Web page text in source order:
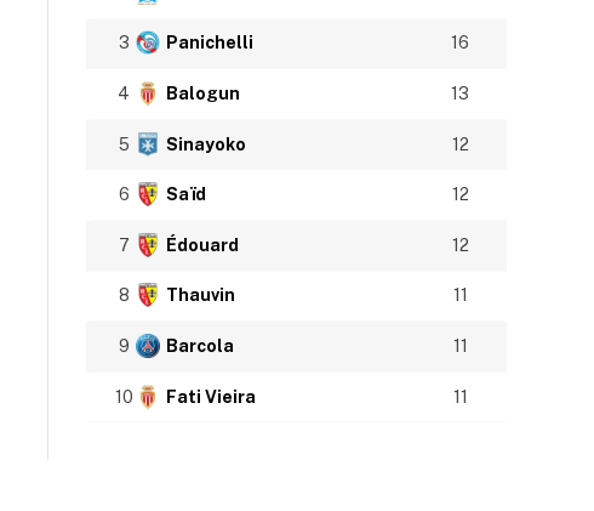
3 Panichelli 16
4 Balogun 13
5 Sinayoko 12
6 Saïd 12
7 Édouard 12
8 Thauvin 11
9 Barcola 11
10 Fati Vieira 11